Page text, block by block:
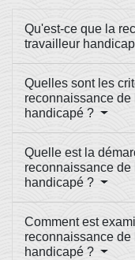
Qu'est-ce que la
travailleur
Quelles sont les
reconnaissance
handicapé ?
Quelle est la
reconnaissance
handicapé ?
Comment est
reconnaissance
handicapé ?